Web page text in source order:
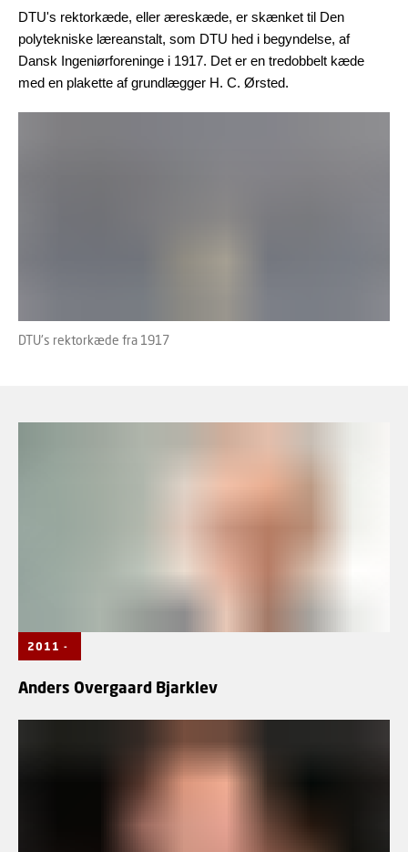
DTU's rektorkæde, eller æreskæde, er skænket til Den
polytekniske læreanstalt, som DTU hed i begyndelse, af
Dansk Ingeniørforeninge i 1917. Det er en tredobbelt kæde
med en plakette af grundlægger H. C. Ørsted.
DTU's rektorkæde fra 1917
2011 -
Anders Overgaard Bjarklev